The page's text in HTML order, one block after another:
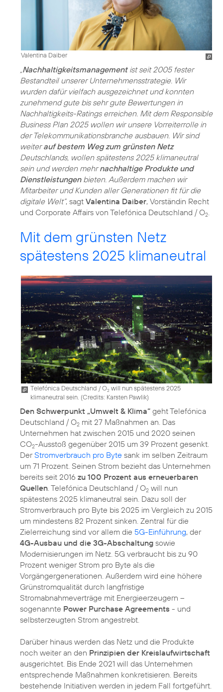
Valentina Daiber
Nachhaltigkeitsmanagementist seit 2005 fester
Bestandteil unserer Unternehmensstrategie. Wir
wurden dafür vielfach ausgezeichnet und konnten
zunehmend gute bis sehr gute Bewertungen in
Nachhaltigkeits-Ratings erreichen. Mit dem Responsible
Business Plan 2025 wollen wir unsere Vorreiterrolle in
der Telekommunikationsbranche ausbauen. Wir sind
weiterauf bestem Weg zum grünsten Netz
Deutschlands, wollen spätestens 2025 klimaneutral
sein und werden mehrnachhaltige Produkte und
Dienstleistungenbieten. Außerdem machen wir
Mitarbeiter und Kunden aller Generationen fit für die
digitale Welt“, sagt Valentina Daiber, Vorständin Recht
und Corporate Affairs von Telefónica Deutschland / O2
Mit dem grünsten Netz
spätestens 2025 klimaneutral
Telefónica Deutschland / O2 will nun spätestens 2025
klimaneutral sein. (Credits: Karsten Pawlik)
Den Schwerpunkt „Umwelt & Klima“ geht Telefónica
Deutschland / O2 mit 27 Maßnahmen an. Das
Unternehmen hat zwischen 2015 und 2020 seinen
CO2-Ausstoß gegenüber 2015 um 39 Prozent gesenkt.
DerStromverbrauch pro Byte sank im selben Zeitraum
um 71 Prozent. Seinen Strom bezieht das Unternehmen
bereits seit 2016 zu 100 Prozent aus erneuerbaren
Quellen. Telefónica Deutschland / O2 will nun
spätestens 2025 klimaneutral sein. Dazu soll der
Stromverbrauch pro Byte bis 2025 im Vergleich zu 2015
um mindestens 82 Prozent sinken. Zentral für die
Zielerreichung sind vor allem die 5G-Einführung, der
4G-Ausbau und die 3G-Abschaltung sowie
Modernisierungen im Netz. 5G verbraucht bis zu 90
Prozent weniger Strom pro Byte als die
Vorgängergenerationen. Außerdem wird eine höhere
Grünstromqualität durch langfristige
Stromabnahmeverträge mit Energieerzeugern –
sogenannte Power Purchase Agreements - und
selbsterzeugten Strom angestrebt.
Darüber hinaus werden das Netz und die Produkte
noch weiter an den Prinzipien der Kreislaufwirtschaft
ausgerichtet. Bis Ende 2021 will das Unternehmen
entsprechende Maßnahmen konkretisieren. Bereits
bestehende Initiativen werden in jedem Fall fortgeführt.